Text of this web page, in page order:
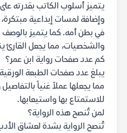
يتميز أسلوب الكاتب بقدرته
وإضافة لمسات إبداعية
في بطن أمه. كما يتميز
والشخصيات، مما يجعل القارئ
كم عدد صفحات رواية ابن عمر؟
مما يجعلها عملاً غنياً
للاستمتاع بها واستيعابها.
لمن تُنصح هذه الرواية؟
تُنصح الرواية بشدة لعشاق